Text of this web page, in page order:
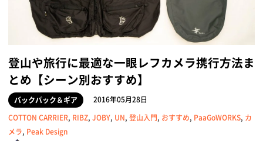
登山や旅行に最適な一眼レフカメラ携行方法ま
とめ【シーン別おすすめ】
バックパック＆ギア
2016年05月28日
COTTON CARRIER, RIBZ, JOBY, UN, 登山入門, おすすめ, PaaGoWORKS, カ
メラ, Peak Design